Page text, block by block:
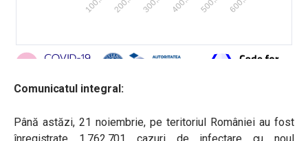
Comunicatul integral:
Până astăzi, 21 noiembrie, pe teritoriul României au fost
înregistrate 1.762.701 cazuri de infectare cu noul